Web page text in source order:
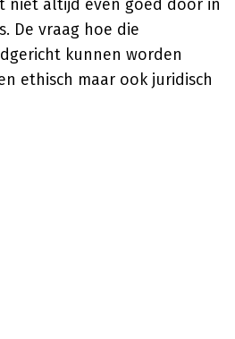
niet altijd even goed door in
De vraag hoe die
kunnen worden
ethisch maar ook juridisch